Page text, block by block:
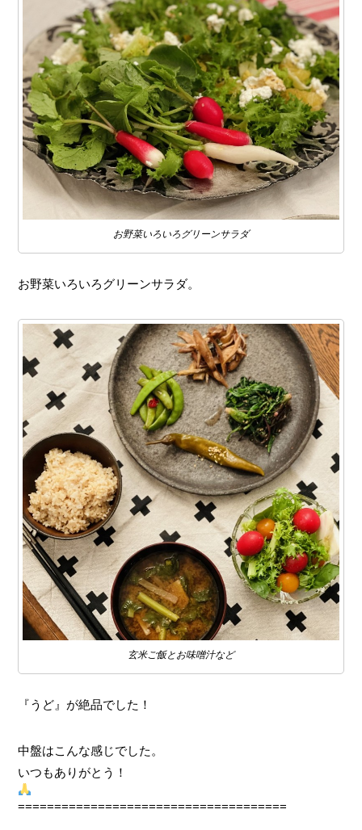
お野菜いろいろグリーンサラダ
お野菜いろいろグリーンサラダ。
玄米ご飯とお味噌汁など
『うど』が絶品でした！
中盤はこんな感じでした。
いつもありがとう！
=====================================